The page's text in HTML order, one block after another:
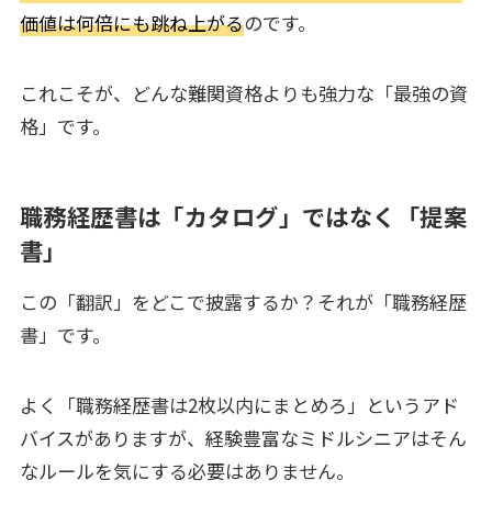
価値は何倍にも跳ね上がるのです。
これこそが、どんな難関資格よりも強力な「最強の資
格」です。
職務経歴書は「カタログ」ではなく「提案
書」
この「翻訳」をどこで披露するか？それが「職務経歴
書」です。
よく「職務経歴書は2枚以内にまとめろ」というアド
バイスがありますが、経験豊富なミドルシニアはそん
なルールを気にする必要はありません。